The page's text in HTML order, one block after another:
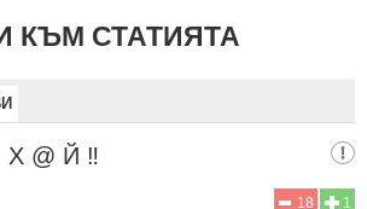
КЪМ СТАТИЯТА
@ Й ‼️
1
18